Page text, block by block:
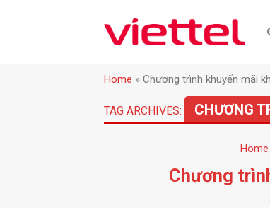
Home » Chương trình khuyến mãi
TAG ARCHIVES: CHƯƠNG
Home
Chương